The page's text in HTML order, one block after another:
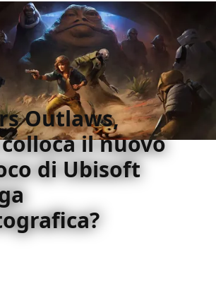
Outlaws,
il nuovo
di Ubisoft